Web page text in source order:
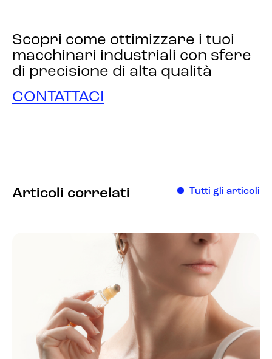
Scopri come ottimizzare i tuoi
macchinari industriali con sfere
di precisione di alta qualità
CONTATTACI
Articoli correlati Tutti gli articoli